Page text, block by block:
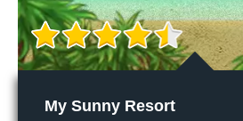
My Sunny Resort